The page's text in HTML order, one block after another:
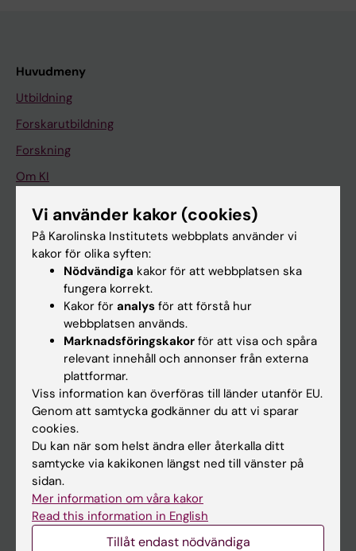
Huvudmeny
Utbildning
Forskarutbildning
Forskning
Om KI
På gång
Nyheter
Kalender
Schema
Studentmejlen
Kurs- och programwebbar
Student på KI
Vi använder kakor (cookies)
På Karolinska Institutets webbplats använder vi
kakor för olika syften:
Nödvändiga kakor för att webbplatsen ska
fungera korrekt.
Kakor för analys för att förstå hur
webbplatsen används.
Marknadsföringskakor för att visa och spåra
relevant innehåll och annonser från externa
plattformar.
Viss information kan överföras till länder utanför EU.
Genom att samtycka godkänner du att vi sparar
cookies.
Du kan när som helst ändra eller återkalla ditt
samtycke via kakikonen längst ned till vänster på
sidan.
Mer information om våra kakor
Read this information in English
Tillåt endast nödvändiga